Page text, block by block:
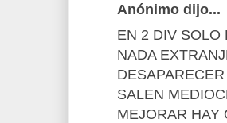
Anónimo dijo...
EN 2 DIV SOLO
NADA
SALEN
MEJORAR HAY